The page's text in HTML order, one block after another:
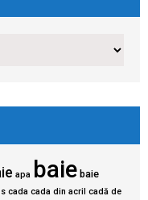
apa baie baie
cada cada din acril cadă de